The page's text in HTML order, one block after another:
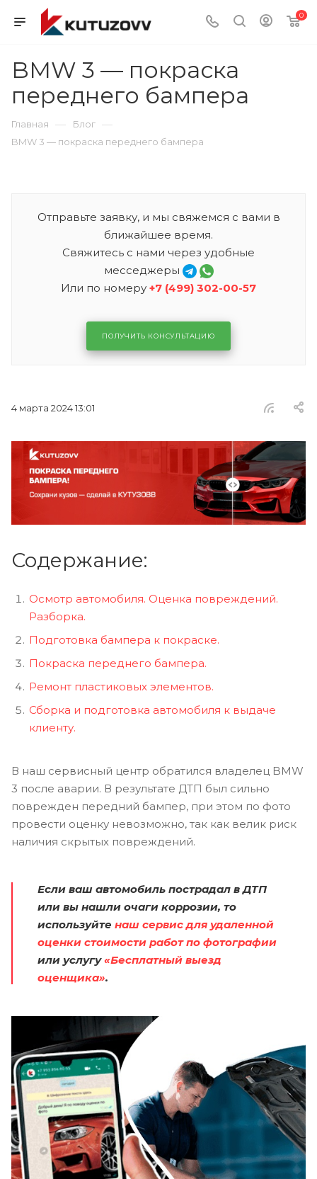
0
BMW 3 — покраска
переднего бампера
Главная — Блог —
BMW 3 — покраска переднего бампера
Отправьте заявку, и мы свяжемся с вами в
ближайшее время.
Свяжитесь с нами через удобные
месседжеры
Или по номеру +7 (499) 302-00-57
ПОЛУЧИТЬ КОНСУЛЬТАЦИЮ
4 марта 2024 13:01
Содержание:
Осмотр автомобиля. Оценка повреждений.
Разборка.
Подготовка бампера к покраске.
Покраска переднего бампера.
Ремонт пластиковых элементов.
Сборка и подготовка автомобиля к выдаче
клиенту.
В наш сервисный центр обратился владелец BMW
3 после аварии. В результате ДТП был сильно
поврежден передний бампер, при этом по фото
провести оценку невозможно, так как велик риск
наличия скрытых повреждений.
Если ваш автомобиль пострадал в ДТП
или вы нашли очаги коррозии, то
используйте наш сервис для удаленной
оценки стоимости работ по фотографии
или услугу«Бесплатный выезд
оценщика».